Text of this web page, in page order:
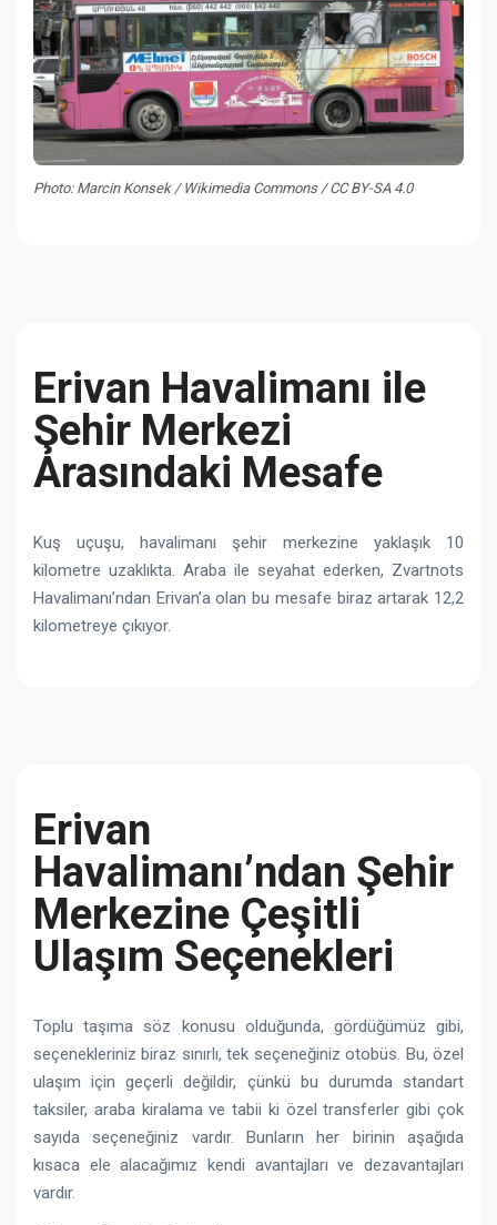
Photo: Marcin Konsek / Wikimedia Commons / CC BY-SA 4.0
Erivan Havalimanı ile
Şehir Merkezi
Arasındaki Mesafe
Kuş uçuşu, havalimanı şehir merkezine yaklaşık 10
kilometre uzaklıkta. Araba ile seyahat ederken, Zvartnots
Havalimanı’ndan Erivan’a olan bu mesafe biraz artarak 12,2
kilometreye çıkıyor.
Erivan
Havalimanı’ndan Şehir
Merkezine Çeşitli
Ulaşım Seçenekleri
Toplu taşıma söz konusu olduğunda, gördüğümüz gibi,
seçenekleriniz biraz sınırlı, tek seçeneğiniz otobüs. Bu, özel
ulaşım için geçerli değildir, çünkü bu durumda standart
taksiler, araba kiralama ve tabii ki özel transferler gibi çok
sayıda seçeneğiniz vardır. Bunların her birinin aşağıda
kısaca ele alacağımız kendi avantajları ve dezavantajları
vardır.